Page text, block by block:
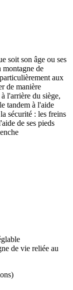
soit son âge ou ses
montagne de
aux
de manière
l'arrière du siège,
tandem à l'aide
sécurité : les freins
de ses pieds
de vie reliée au